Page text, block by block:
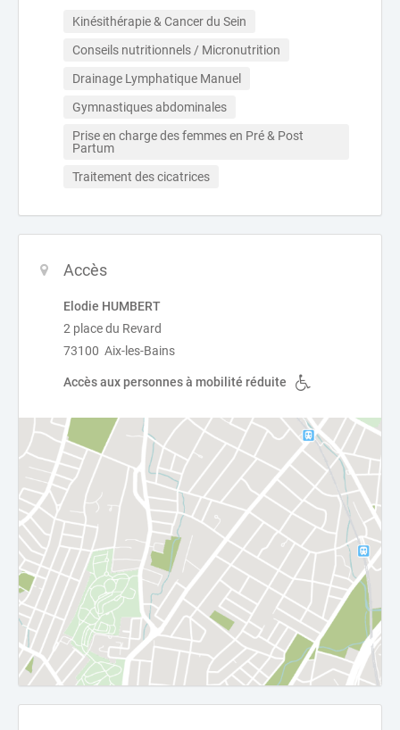
Kinésithérapie & Cancer du Sein
Conseils nutritionnels / Micronutrition
Drainage Lymphatique Manuel
Gymnastiques abdominales
Prise en charge des femmes en Pré & Post
Partum
Traitement des cicatrices
Accès
Elodie HUMBERT
2 place du Revard
73100 Aix-les-Bains
Accès aux personnes à mobilité réduite